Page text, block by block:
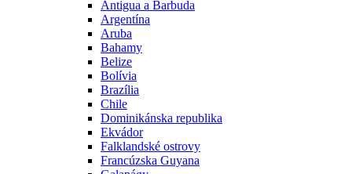
Antigua a Barbuda
Argentína
Aruba
Bahamy
Belize
Bolívia
Brazília
Chile
Dominikánska republika
Ekvádor
Falklandské ostrovy
Francúzska Guyana